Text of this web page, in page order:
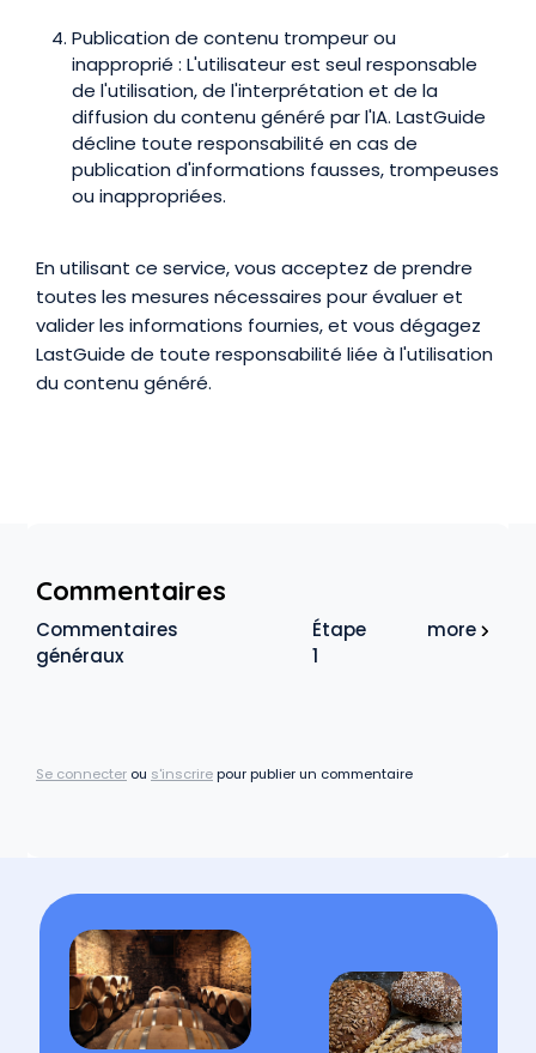
Publication de contenu trompeur ou
inapproprié : L'utilisateur est seul responsable
de l'utilisation, de l'interprétation et de la
diffusion du contenu généré par l'IA. LastGuide
décline toute responsabilité en cas de
publication d'informations fausses, trompeuses
ou inappropriées.
En utilisant ce service, vous acceptez de prendre
toutes les mesures nécessaires pour évaluer et
valider les informations fournies, et vous dégagez
LastGuide de toute responsabilité liée à l'utilisation
du contenu généré.
Commentaires
Commentaires
généraux
Étape
1
more
Se connecter ou s'inscrirepour publier un commentaire